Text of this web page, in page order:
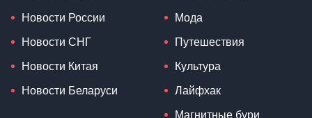
Новости России
Новости СНГ
Новости Китая
Новости Беларуси
Мода
Путешествия
Культура
Лайфхак
Магнитные бури